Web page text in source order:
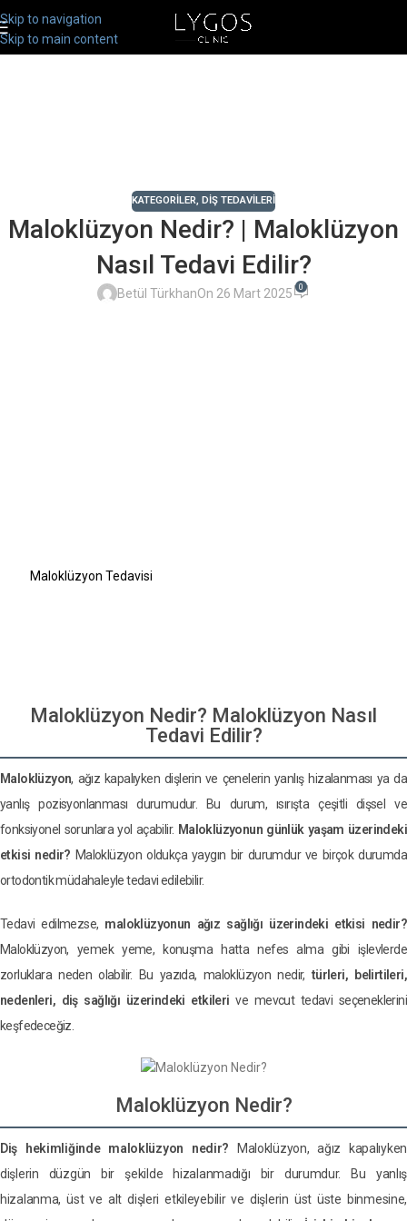
Skip to navigation
Skip to main content
KATEGORILER, DIŞ TEDAVILERI
Maloklüzyon Nedir? | Maloklüzyon
Nasıl Tedavi Edilir?
Betül TürkhanOn 26 Mart 2025 0
Maloklüzyon Tedavisi
Maloklüzyon Nedir? Maloklüzyon Nasıl
Tedavi Edilir?
Maloklüzyon, ağız kapalıyken dişlerin ve çenelerin yanlış hizalanması ya da
yanlış pozisyonlanması durumudur. Bu durum, ısırışta çeşitli dişsel ve
fonksiyonel sorunlara yol açabilir. Maloklüzyonun günlük yaşam üzerindeki
etkisi nedir? Maloklüzyon oldukça yaygın bir durumdur ve birçok durumda
ortodontik müdahaleyle tedavi edilebilir.
Tedavi edilmezse, maloklüzyonun ağız sağlığı üzerindeki etkisi nedir?
Maloklüzyon, yemek yeme, konuşma hatta nefes alma gibi işlevlerde
zorluklara neden olabilir. Bu yazıda, maloklüzyon nedir, türleri, belirtileri,
nedenleri, diş sağlığı üzerindeki etkileri ve mevcut tedavi seçeneklerini
keşfedeceğiz.
Maloklüzyon Nedir?
Diş hekimliğinde maloklüzyon nedir? Maloklüzyon, ağız kapalıyken
dişlerin düzgün bir şekilde hizalanmadığı bir durumdur. Bu yanlış
hizalanma, üst ve alt dişleri etkileyebilir ve dişlerin üst üste binmesine,